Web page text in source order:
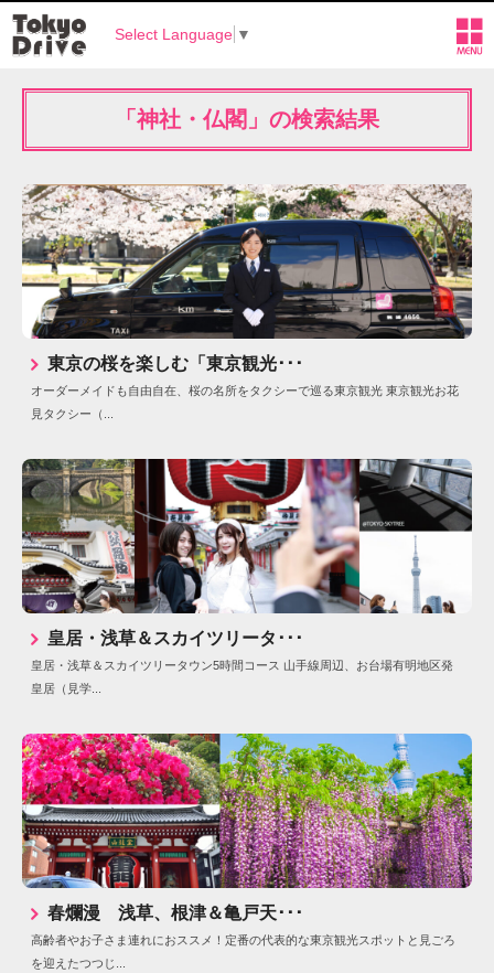
Select Language ▼
「神社・仏閣」の検索結果
東京の桜を楽しむ「東京観光･･･
オーダーメイドも自由自在、桜の名所をタクシーで巡る東京観光 東京観光お花
見タクシー（...
皇居・浅草＆スカイツリータ･･･
皇居・浅草＆スカイツリータウン5時間コース 山手線周辺、お台場有明地区発
皇居（見学...
春爛漫 浅草、根津＆亀戸天･･･
高齢者やお子さま連れにおススメ！定番の代表的な東京観光スポットと見ごろ
を迎えたつつじ...